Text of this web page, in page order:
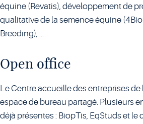
équine (Revatis), développement de
qualitative de la semence équine
Breeding), ...
Open office
Le Centre accueille des entreprises de
espace de bureau partagé. Plusieurs
déjà présentes : BiopTis, EqStuds et le